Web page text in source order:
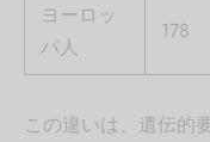
ヨーロッ
パ人
178
この違いは、遺伝的